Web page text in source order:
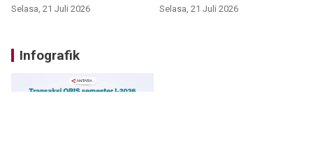
Selasa, 21 Juli 2026 Selasa, 21 Juli 2026
Infografik